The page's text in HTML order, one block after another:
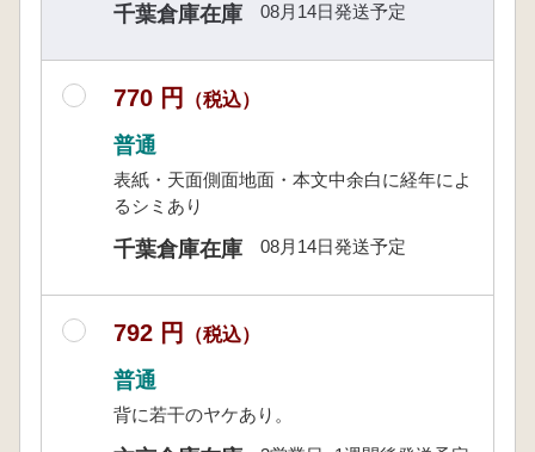
千葉倉庫在庫 08月14日発送予定
770 円 （税込）
普通
表紙・天面側面地面・本文中余白に経年によ
るシミあり
千葉倉庫在庫 08月14日発送予定
792 円 （税込）
普通
背に若干のヤケあり。